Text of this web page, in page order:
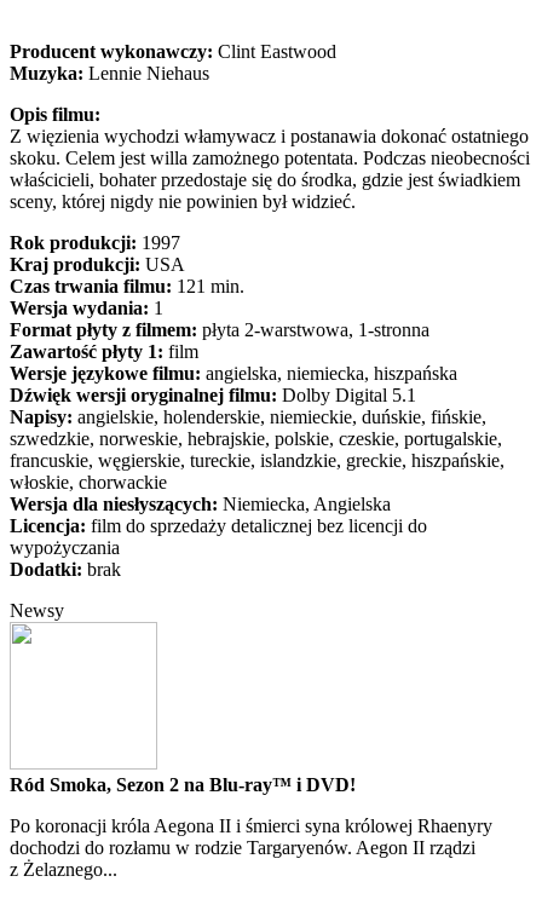
Producent wykonawczy: Clint Eastwood
Muzyka: Lennie Niehaus
Opis filmu:
Z więzienia wychodzi włamywacz i postanawia dokonać ostatniego
skoku. Celem jest willa zamożnego potentata. Podczas nieobecności
właścicieli, bohater przedostaje się do środka, gdzie jest świadkiem
sceny, której nigdy nie powinien był widzieć.
Rok produkcji: 1997
Kraj produkcji: USA
Czas trwania filmu: 121 min.
Wersja wydania: 1
Format płyty z filmem: płyta 2-warstwowa, 1-stronna
Zawartość płyty 1: film
Wersje językowe filmu: angielska, niemiecka, hiszpańska
Dźwięk wersji oryginalnej filmu: Dolby Digital 5.1
Napisy: angielskie, holenderskie, niemieckie, duńskie, fińskie,
szwedzkie, norweskie, hebrajskie, polskie, czeskie, portugalskie,
francuskie, węgierskie, tureckie, islandzkie, greckie, hiszpańskie,
włoskie, chorwackie
Wersja dla niesłyszących: Niemiecka, Angielska
Licencja: film do sprzedaży detalicznej bez licencji do
wypożyczania
Dodatki: brak
Newsy
Ród Smoka, Sezon 2 na Blu-ray™ i DVD!
Po koronacji króla Aegona II i śmierci syna królowej Rhaenyry
dochodzi do rozłamu w rodzie Targaryenów. Aegon II rządzi
z Żelaznego...